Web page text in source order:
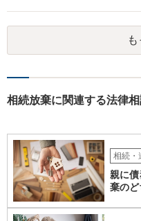
も法律相談に行けば同趣旨の
いと思います） ・借りたのは
相続放棄に関連する法律
相続・
親に
棄のど